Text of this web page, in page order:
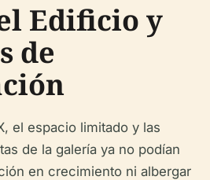
Edificio y
de
el espacio limitado y las
de la galería ya no podían
en crecimiento ni albergar